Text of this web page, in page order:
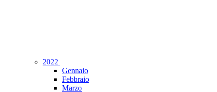
2022
Gennaio
Febbraio
Marzo